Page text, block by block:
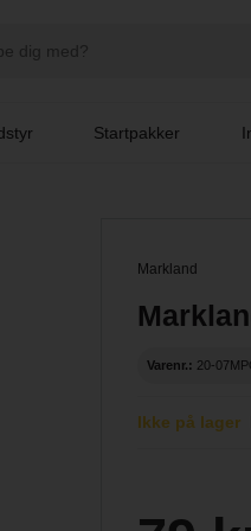
Startpakker
Markland
Varenr.: 20-
Ikke på lager